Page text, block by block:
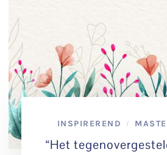
INSPIREREND /
“Het